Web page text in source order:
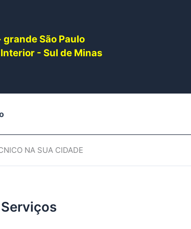
grande São Paulo
- Sul de Minas
NA SUA CIDADE
Serviços